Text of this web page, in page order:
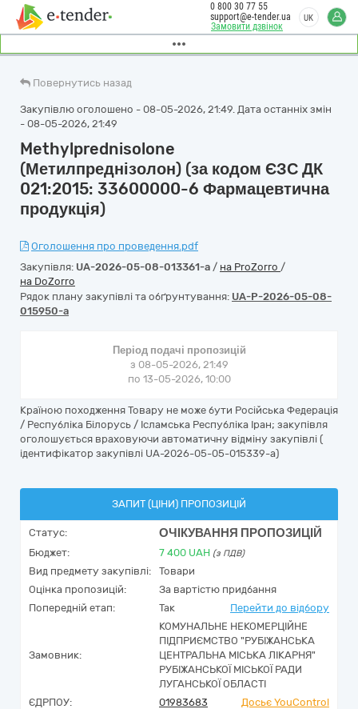
Замовити дзвінок
0 800 30 77 55
support@e-tender.ua
UK
Повернутись назад
Закупівлю оголошено - 08-05-2026, 21:49. Дата останніх змін
- 08-05-2026, 21:49
Methylprednisolone
(Метилпреднізолон) (за кодом ЄЗС ДК
021:2015: 33600000-6 Фармацевтична
продукція)
Оголошення про проведення.pdf
Закупівля: UA-2026-05-08-013361-a / на ProZorro /
на DoZorro
Рядок плану закупівлі та обґрунтування: UA-P-2026-05-08-
015950-a
Період подачі пропозицій
з 08-05-2026, 21:49
по 13-05-2026, 10:00
Країною походження Товару не може бути Російська Федерація
/ Республіка Білорусь / Ісламська Республіка Іран; закупівля
оголошується враховуючи автоматичну відміну закупівлі (
ідентифікатор закупівлі UA-2026-05-05-015339-a)
ЗАПИТ (ЦІНИ) ПРОПОЗИЦІЙ
Статус: ОЧІКУВАННЯ ПРОПОЗИЦІЙ
Бюджет: 7 400 UAH (з ПДВ)
Вид предмету закупівлі:
Товари
Оцінка пропозицій:
За вартістю придбання
Попередній етап:
Так Перейти до відбору
Замовник:
КОМУНАЛЬНЕ НЕКОМЕРЦІЙНЕ
ПІДПРИЄМСТВО "РУБІЖАНСЬКА
ЦЕНТРАЛЬНА МІСЬКА ЛІКАРНЯ"
РУБІЖАНСЬКОЇ МІСЬКОЇ РАДИ
ЛУГАНСЬКОЇ ОБЛАСТІ
ЄДРПОУ:
01983683
Досьє YouControl